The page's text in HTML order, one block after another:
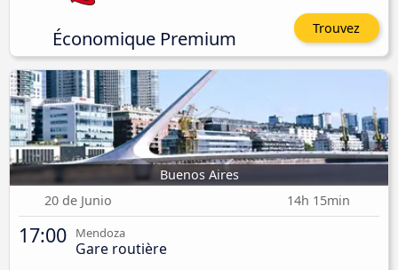
Économique Premium Trouvez
Buenos Aires
20 de Junio
14h 15min
17:00 Mendoza
Gare routière